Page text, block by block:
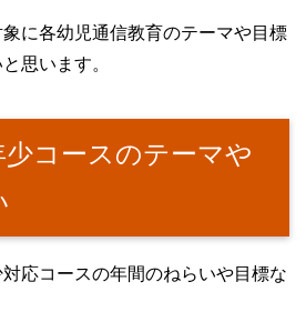
に各幼児通信教育のテーマや目標
思います。
コースのテーマや
応コースの年間のねらいや目標な